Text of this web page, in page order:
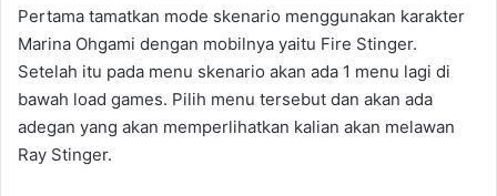
Pertama tamatkan mode skenario menggunakan karakter
Marina Ohgami dengan mobilnya yaitu Fire Stinger.
Setelah itu pada menu skenario akan ada 1 menu lagi di
bawah load games. Pilih menu tersebut dan akan ada
adegan yang akan memperlihatkan kalian akan melawan
Ray Stinger.